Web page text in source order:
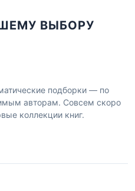
ВЫБОРУ
подборки — по
авторам. Совсем скоро
коллекции книг.